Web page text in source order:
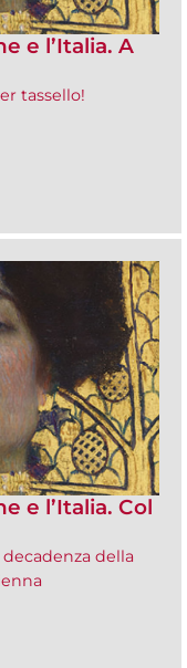
e l’Italia. A
tassello!
e l’Italia. Col
della